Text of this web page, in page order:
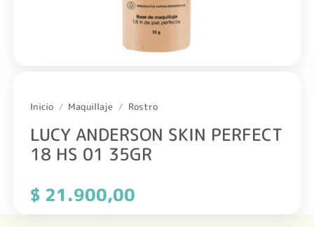
Inicio / Maquillaje / Rostro
LUCY ANDERSON SKIN PERFECT
18 HS 01 35GR
$21.900,00